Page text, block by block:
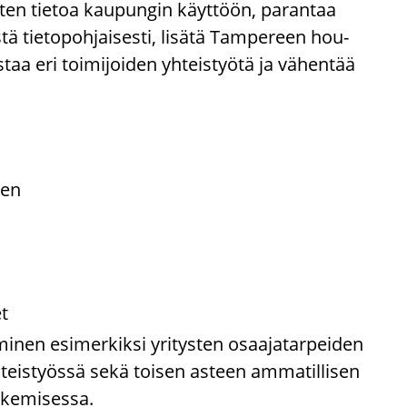
tie­toa kau­pun­gin käyt­töön, pa­ran­taa
tie­to­poh­jai­ses­ti, li­sä­tä Tam­pe­reen hou­
eri toi­mi­joi­den yh­teis­työ­tä ja vä­hen­tää
esi­mer­kik­si yri­tys­ten osaa­ja­tar­pei­den
sekä toi­sen as­teen am­ma­til­li­sen